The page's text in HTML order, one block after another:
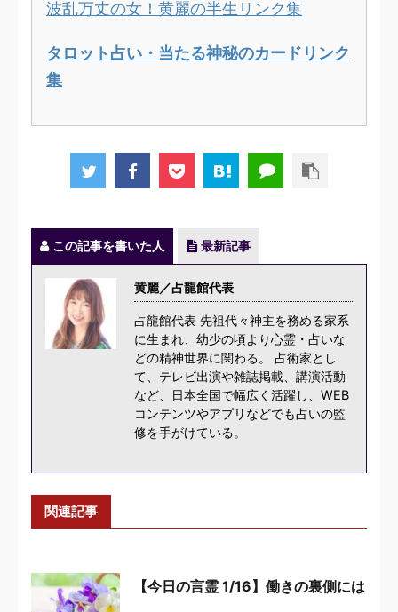
波乱万丈の女！黄麗の半生リンク集
タロット占い・当たる神秘のカードリンク
集
この記事を書いた人 最新記事
黄麗／占龍館代表
占龍館代表 先祖代々神主を務める家系
に生まれ、幼少の頃より心霊・占いな
どの精神世界に関わる。 占術家とし
て、テレビ出演や雑誌掲載、講演活動
など、日本全国で幅広く活躍し、WEB
コンテンツやアプリなどでも占いの監
修を手がけている。
関連記事
【今日の言霊 1/16】働きの裏側には